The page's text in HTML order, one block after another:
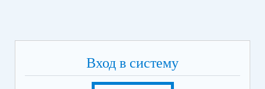
Вход в систему